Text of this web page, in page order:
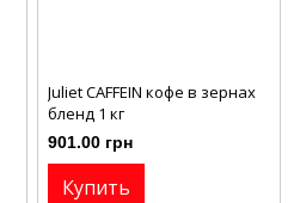
Juliet CAFFEIN кофе в зернах
бленд 1 кг
901.00 грн
Купить